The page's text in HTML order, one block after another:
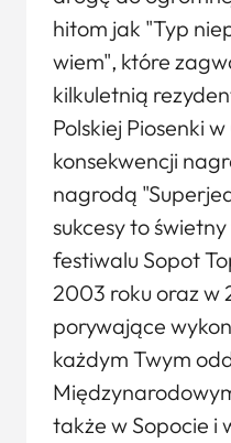
hitom jak "Typ
wiem", które
kilkuletnią
Polskiej Piosenki
konsekwencji
nagrodą
sukcesy to
festiwalu Sopot
2003 roku oraz w
porywające
każdym Twym
także w Sopocie i